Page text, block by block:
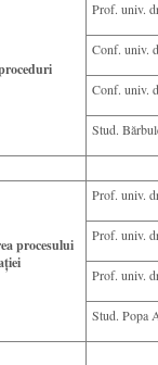
Prof. univ.
Conf. univ.
Conf. univ.
Stud.
procesului
Prof. univ.
Prof. univ.
Prof. univ.
Stud. Popa